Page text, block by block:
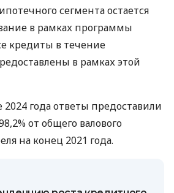
сегмента остается
в рамках программы
кредиты в течение
в рамках этой
2024 года ответы предоставили
от общего валового
на конец 2021 года.